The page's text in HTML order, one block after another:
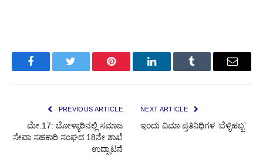
FacebookTwitter PinterestLinkedInTumblr Email
PREVIOUS ARTICLE
ಮೇ.17: ಬೋಳ್ಯಾರಿನಲ್ಲಿ ಸಮಾಜ
ಸೇವಾ ಸಹಕಾರಿ ಸಂಘದ 18ನೇ ಶಾಖೆ
ಉದ್ಘಾಟನೆ
NEXT ARTICLE
ಇಂದು ವಿಮಾ ಪ್ರತಿನಿಧಿಗಳ ‘ಬೆಳ್ಳಿಹಬ್ಬ’